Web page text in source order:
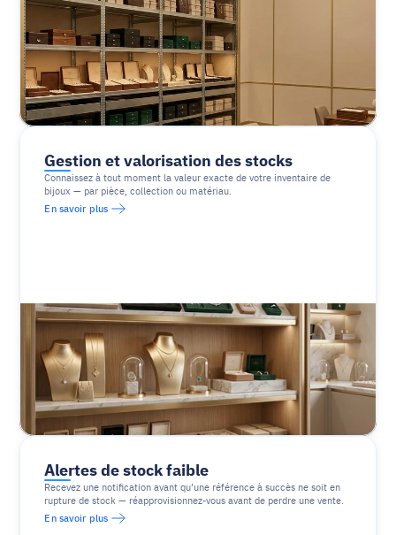
Gestion et valorisation des stocks
Connaissez à tout moment la valeur exacte de votre inventaire de
bijoux — par pièce, collection ou matériau.
En savoir plus
Alertes de stock faible
Recevez une notification avant qu’une référence à succès ne soit en
rupture de stock — réapprovisionnez-vous avant de perdre une vente.
En savoir plus